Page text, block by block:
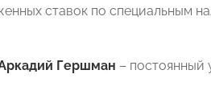
ставок по специальным
Гершман – постоянный